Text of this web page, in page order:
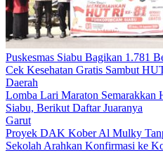
Puskesmas Siabu Bagikan 1.781
Cek Kesehatan Gratis Sambut
Daerah
Lomba Lari Maraton Semarakkan
Siabu, Berikut Daftar Juaranya
Garut
Proyek DAK Kober Al Mulky
Sekolah Arahkan Konfirmasi ke